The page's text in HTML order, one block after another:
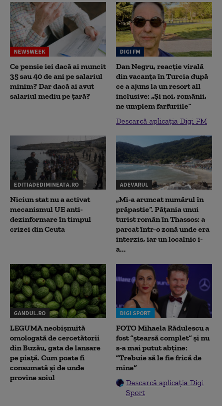
NEWSWEEK
Ce pensie iei dacă ai muncit
35 sau 40 de ani pe salariul
minim? Dar dacă ai avut
salariul mediu pe țară?
DIGI FM
Dan Negru, reacție virală
din vacanța în Turcia după
ce a ajuns la un resort all
inclusive: „Și noi, românii,
ne umplem farfuriile”
Descarcă aplicația Digi FM
EDITIADEDIMINEATA.RO
Niciun stat nu a activat
mecanismul UE anti-
dezinformare în timpul
crizei din Ceuta
ADEVARUL
„Mi-a aruncat numărul în
prăpastie”. Pățania unui
turist român în Thassos: a
parcat într-o zonă unde era
interzis, iar un localnic i-
a...
GANDUL.RO
LEGUMA neobișnuită
omologată de cercetătorii
din Buzău, gata de lansare
pe piață. Cum poate fi
consumată și de unde
provine soiul
DIGI SPORT
FOTO Mihaela Rădulescu a
fost ”ștearsă complet” și nu
s-a mai putut abține:
”Trebuie să le fie frică de
mine”
Descarcă aplicația Digi
Sport